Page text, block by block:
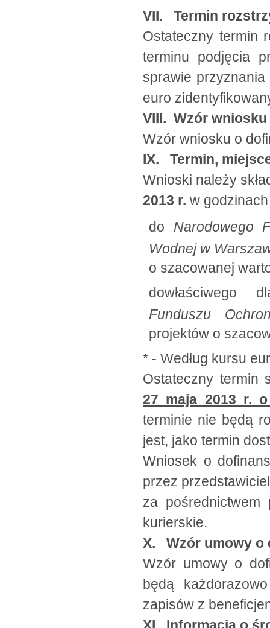
VII. Termin
Ostateczny termin
terminu podjęcia
sprawie
euro
VIII. Wzór
Wzór wniosku o
IX. Termin,
Wnioski należy
2013 r. w
do Narodowego
Wodnej w
o szacowanej
dowłaściwego
Funduszu
projektów o
* - Według kursu
Ostateczny termin
27 maja 2013 r.
terminie nie będą
jest, jako termin
Wniosek o
przez
za pośrednictwem
kurierskie.
X. Wzór umowy o
Wzór umowy o
będą
zapisów z